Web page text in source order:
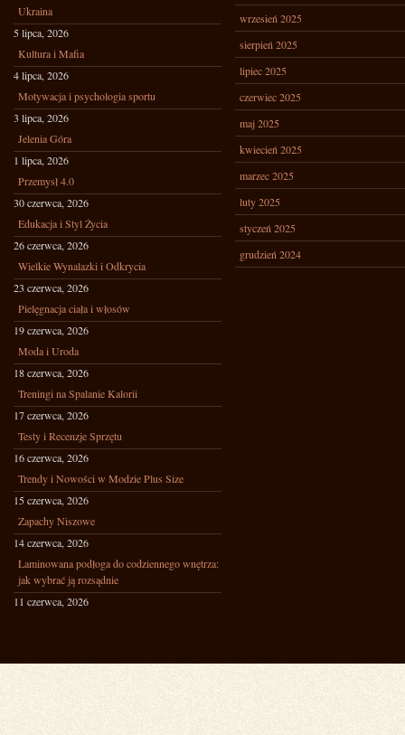
Ukraina
5 lipca, 2026
Kultura i Mafia
4 lipca, 2026
Motywacja i psychologia sportu
3 lipca, 2026
Jelenia Góra
1 lipca, 2026
Przemysł 4.0
30 czerwca, 2026
Edukacja i Styl Życia
26 czerwca, 2026
Wielkie Wynalazki i Odkrycia
23 czerwca, 2026
Pielęgnacja ciała i włosów
19 czerwca, 2026
Moda i Uroda
18 czerwca, 2026
Treningi na Spalanie Kalorii
17 czerwca, 2026
Testy i Recenzje Sprzętu
16 czerwca, 2026
Trendy i Nowości w Modzie Plus Size
15 czerwca, 2026
Zapachy Niszowe
14 czerwca, 2026
Laminowana podłoga do codziennego wnętrza:
jak wybrać ją rozsądnie
11 czerwca, 2026
wrzesień 2025
sierpień 2025
lipiec 2025
czerwiec 2025
maj 2025
kwiecień 2025
marzec 2025
luty 2025
styczeń 2025
grudzień 2024